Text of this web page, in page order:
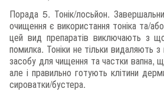
Порада 5. Тонік/лосьйон.
очищення є використання тоніка та/
цей вид препаратів виключають з
помилка. Тоніки не тільки видаляють з
засобу для чищення та частки вапна,
але і правильно готують клітини
сироватки/бустера.